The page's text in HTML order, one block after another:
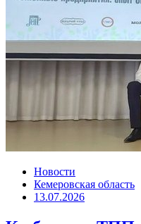
Новости
Кемеровская область
13.07.2026